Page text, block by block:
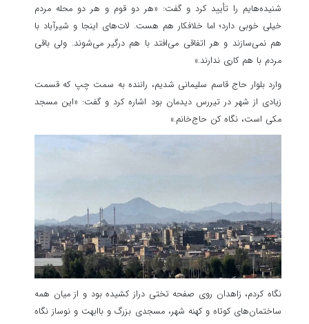
شنیده‌هایم را تأیید کرد و گفت: «هر دو قوم و هر دو محله مردم
خیلی خوبی دارد؛ اما خلافکار هم هست. لات‌های اینجا و شیرآباد با
هم نمی‌سازند و هر اتفاقی می‌افتد با هم درگیر می‌شوند. ولی باقی
مردم با هم کاری ندارند.»
وارد بلوار حاج قاسم سلیمانی شدیم، راننده به سمت چپ که قسمت
زیادی از شهر در تیررس دیدمان بود اشاره کرد و گفت: «این مسجد
مکی است، نگاه کن حاج‌خانم.»
نگاه کردم، زاهدان روی صفحه تختی دراز کشیده بود و از میان همه
ساختمان‌های کوتاه و کهنه شهر، مسجدی بزرگ و باابهت و نوساز نگاه